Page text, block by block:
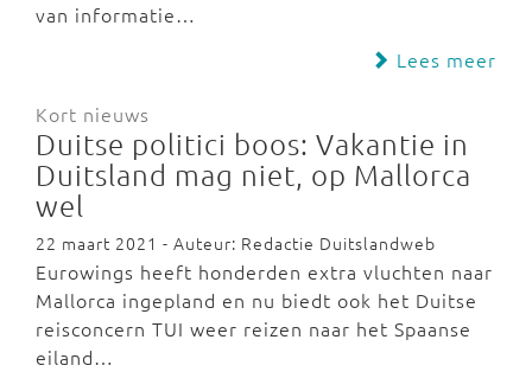
van informatie…
Lees meer
Kort nieuws
Duitse politici boos: Vakantie in
Duitsland mag niet, op Mallorca
wel
22 maart 2021 - Auteur: Redactie Duitslandweb
Eurowings heeft honderden extra vluchten naar
Mallorca ingepland en nu biedt ook het Duitse
reisconcern TUI weer reizen naar het Spaanse
eiland…